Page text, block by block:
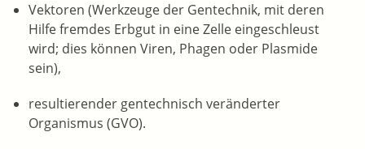
Vektoren (Werkzeuge der Gentechnik, mit deren
Hilfe fremdes Erbgut in eine Zelle eingeschleust
wird; dies können Viren, Phagen oder Plasmide
sein),
resultierender gentechnisch veränderter
Organismus (GVO).